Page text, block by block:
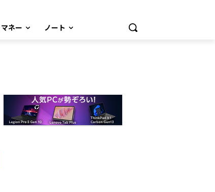
マネー ノート